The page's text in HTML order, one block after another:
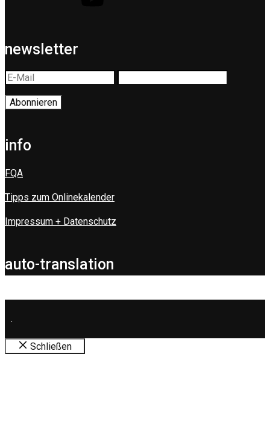
newsletter
info
FQA
Tipps zum Onlinekalender
Impressum + Datenschutz
auto-translation
.
Schließen